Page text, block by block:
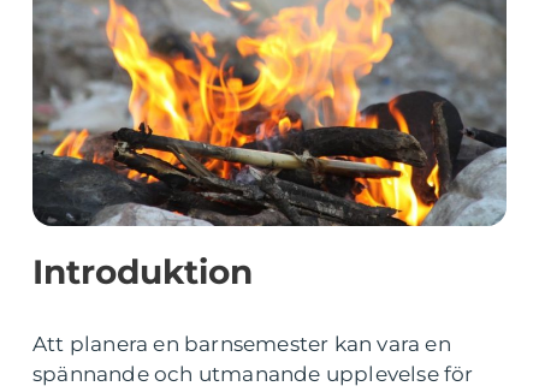
Introduktion
Att planera en barnsemester kan vara en
spännande och utmanande upplevelse för